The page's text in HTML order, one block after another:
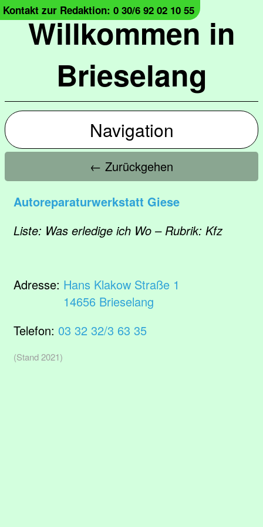
Willkommen in
Brieselang
Kontakt zur Redaktion: 0 30/6 92 02 10 55
Navigation
← Zurückgehen
Autoreparaturwerkstatt Giese
Liste: Was erledige ich Wo – Rubrik: Kfz
Adresse: Hans Klakow Straße 1
14656 Brieselang
Telefon: 03 32 32/3 63 35
(Stand 2021)